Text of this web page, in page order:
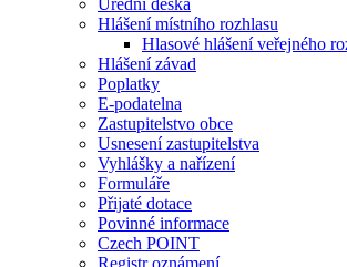
Úřední deska
Hlášení místního rozhlasu
Hlasové hlášení veřejného
Hlášení závad
Poplatky
E-podatelna
Zastupitelstvo obce
Usnesení zastupitelstva
Vyhlášky a nařízení
Formuláře
Přijaté dotace
Povinné informace
Czech POINT
Registr oznámení